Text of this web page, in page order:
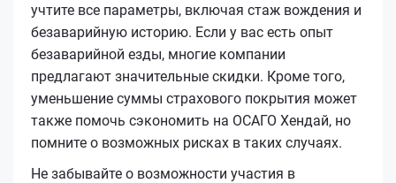
учтите все параметры, включая стаж вождения и
безаварийную историю. Если у вас есть опыт
безаварийной езды, многие компании
предлагают значительные скидки. Кроме того,
уменьшение суммы страхового покрытия может
также помочь сэкономить на ОСАГО Хендай, но
помните о возможных рисках в таких случаях.
Не забывайте о возможности участия в